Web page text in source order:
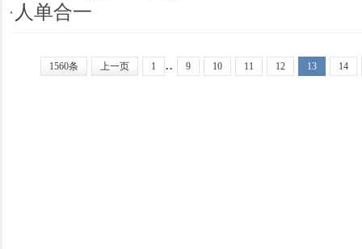
· 人单合一
1560条 上一页 1 .. 9 10 11 12 13 14